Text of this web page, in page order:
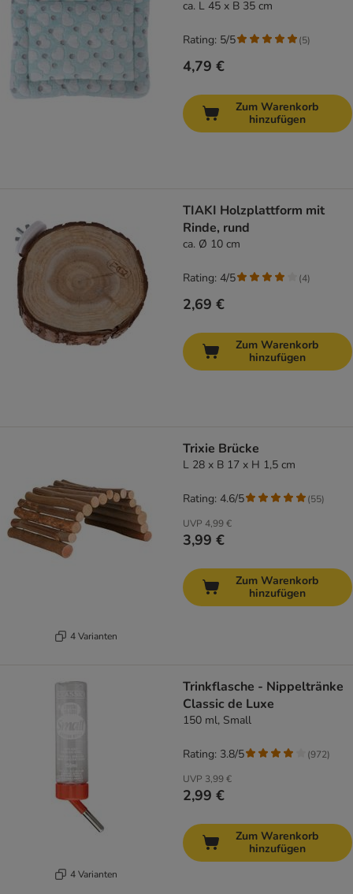
ca. L 45 x B 35 cm
4,79 €
Rating: 5/5 (5)
Zum Warenkorb
hinzufügen
TIAKI Holzplattform mit
Rinde, rund
ca. Ø 10 cm
2,69 €
Rating: 4/5 (4)
Zum Warenkorb
hinzufügen
4 Varianten
Trixie Brücke
L 28 x B 17 x H 1,5 cm
UVP 4,99 €
3,99 €
Rating: 4.6/5 (55)
Zum Warenkorb
hinzufügen
4 Varianten
Trinkflasche - Nippeltränke
Classic de Luxe
150 ml, Small
UVP 3,99 €
2,99 €
Rating: 3.8/5 (972)
Zum Warenkorb
hinzufügen